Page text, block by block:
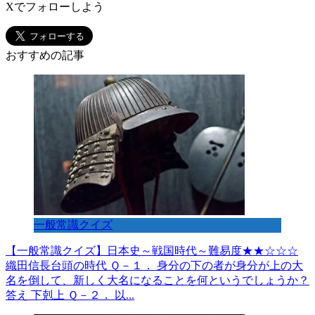
Xでフォローしよう
おすすめの記事
一般常識クイズ
【一般常識クイズ】日本史～戦国時代～難易度★★☆☆☆
織田信長台頭の時代 Ｑ－１． 身分の下の者が身分が上の大
名を倒して、新しく大名になることを何というでしょうか？
答え 下剋上 Ｑ－２． 以...